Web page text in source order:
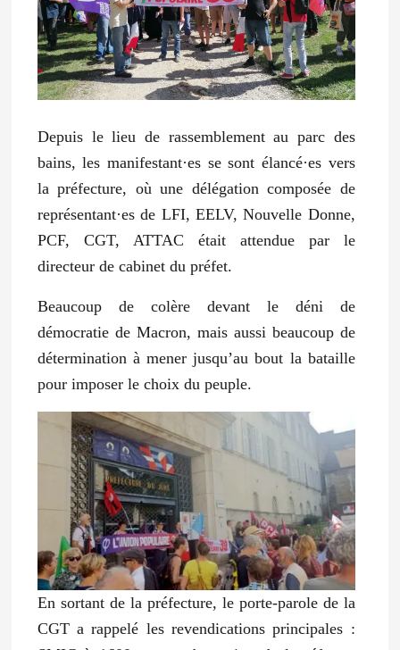
Depuis le lieu de rassemblement au parc des
bains, les manifestant·es se sont élancé·es vers
la préfecture, où une délégation composée de
représentant·es de LFI, EELV, Nouvelle Donne,
PCF, CGT, ATTAC était attendue par le
directeur de cabinet du préfet.
Beaucoup de colère devant le déni de
démocratie de Macron, mais aussi beaucoup de
détermination à mener jusqu’au bout la bataille
pour imposer le choix du peuple.
En sortant de la préfecture, le porte-parole de la
CGT a rappelé les revendications principales :